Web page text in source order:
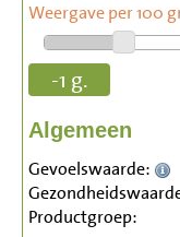
Weergave per 100
-1 g.
Algemeen
Gevoelswaarde:
Productgroep: